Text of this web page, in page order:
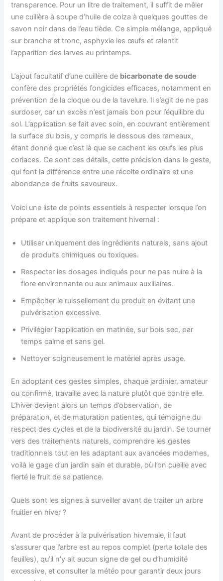
transparence. Pour un litre de traitement, il suffit de mêler
une cuillère à soupe d’huile de colza à quelques gouttes de
savon noir dans de l’eau tiède. Ce simple mélange, appliqué
sur branche et tronc, asphyxie les œufs et ralentit
l’apparition des larves au printemps.
L’ajout facultatif d’une cuillère de bicarbonate de soude
confère des propriétés fongicides efficaces, notamment en
prévention de la cloque ou de la tavelure. Il s’agit de ne pas
surdoser, car un excès n’est jamais bon pour l’équilibre du
sol. L’application se fait avec soin, en couvrant entièrement
la surface du bois, y compris le dessous des rameaux,
étant donné que c’est là que se cachent les œufs les plus
coriaces. Ce sont ces détails, cette précision dans le geste,
qui font la différence entre une récolte ordinaire et une
abondance de fruits savoureux.
Voici une liste de points essentiels à respecter lorsque l’on
prépare et applique son traitement hivernal :
Utiliser uniquement des ingrédients naturels, sans ajout
de produits chimiques ou toxiques.
Respecter les dosages indiqués pour ne pas nuire à la
flore environnante ou aux animaux auxiliaires.
Empêcher le ruissellement du produit en évitant une
pulvérisation excessive.
Privilégier l’application en matinée, sur bois sec, par
temps calme et sans gel.
Nettoyer soigneusement le matériel après usage.
En adoptant ces gestes simples, chaque jardinier, amateur
ou confirmé, travaille avec la nature plutôt que contre elle.
L’hiver devient alors un temps d’observation, de
préparation, et de maturation patientes, qui témoigne du
respect des cycles et de la biodiversité du jardin. Se tourner
vers des traitements naturels, comprendre les gestes
traditionnels tout en les adaptant aux avancées modernes,
voilà le gage d’un jardin sain et durable, où l’on cueille avec
fierté le fruit de sa patience.
Quels sont les signes à surveiller avant de traiter un arbre
fruitier en hiver ?
Avant de procéder à la pulvérisation hivernale, il faut
s’assurer que l’arbre est au repos complet (perte totale des
feuilles), qu’il n’y ait aucun signe de gel ou d’humidité
excessive, et consulter la météo pour garantir deux jours